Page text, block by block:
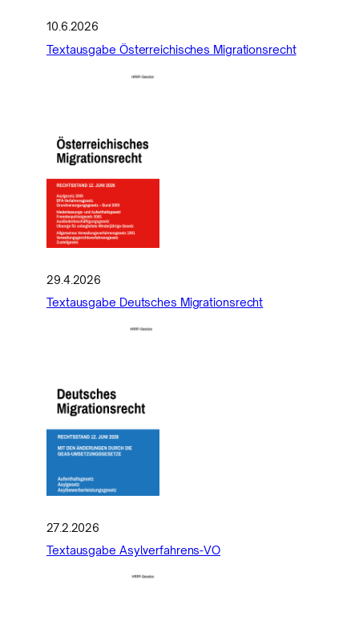
10.6.2026
Textausgabe Österreichisches Migrationsrecht
29.4.2026
Textausgabe Deutsches Migrationsrecht
27.2.2026
Textausgabe Asylverfahrens-VO